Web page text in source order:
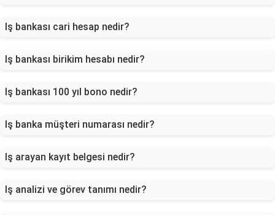
Iş bankası cari hesap nedir?
Iş bankası birikim hesabı nedir?
Iş bankası 100 yıl bono nedir?
Iş banka müşteri numarası nedir?
Iş arayan kayıt belgesi nedir?
Iş analizi ve görev tanımı nedir?